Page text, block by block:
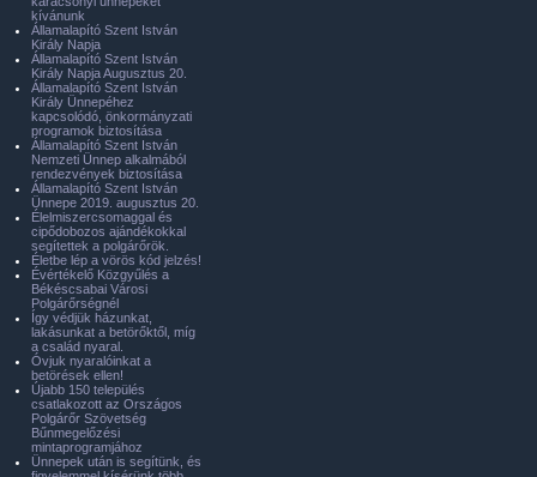
kívánunk
Államalapító Szent István
Király Napja
Államalapító Szent István
Király Napja Augusztus 20.
Államalapító Szent István
Király Ünnepéhez
kapcsolódó, önkormányzati
programok biztosítása
Államalapító Szent István
Nemzeti Ünnep alkalmából
rendezvények biztosítása
Államalapító Szent István
Ünnepe 2019. augusztus 20.
Élelmiszercsomaggal és
cipődobozos ajándékokkal
segítettek a polgárőrök.
Életbe lép a vörös kód jelzés!
Évértékelő Közgyűlés a
Békéscsabai Városi
Polgárőrségnél
Így védjük házunkat,
lakásunkat a betörőktől, míg
a család nyaral.
Óvjuk nyaralóinkat a
betörések ellen!
Újabb 150 település
csatlakozott az Országos
Polgárőr Szövetség
Bűnmegelőzési
mintaprogramjához
Ünnepek után is segítünk, és